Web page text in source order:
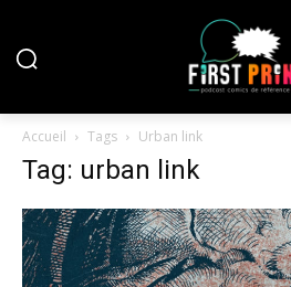
Accueil Tags Urban link
Tag: urban link